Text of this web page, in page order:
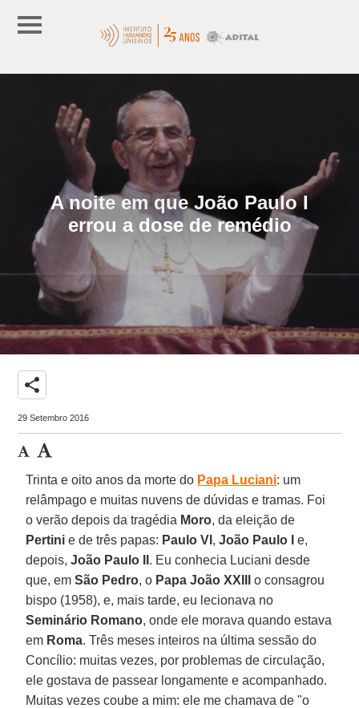
A noite em que João Paulo I
errou a dose de remédio
share
29 Setembro 2016
Trinta e oito anos da morte do Papa Luciani: um
relâmpago e muitas nuvens de dúvidas e tramas. Foi
o verão depois da tragédia Moro, da eleição de
Pertini e de três papas: Paulo VI ,João Paulo Ie,
depois,João Paulo II . Eu conhecia Luciani desde
que, emSão Pedro, o Papa João XXIII
o consagrou
bispo (1958), e, mais tarde, eu lecionava no
Seminário Romano, onde ele morava quando estava
em Roma. Três meses inteiros na última sessão do
Concílio: muitas vezes, por problemas de circulação,
ele gostava de passear longamente e acompanhado.
Muitas vezes coube a mim: ele me chamava de "o